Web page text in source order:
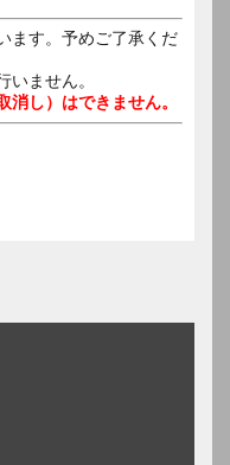
ます。予めご了承くだ
いません。
消し）はできません。